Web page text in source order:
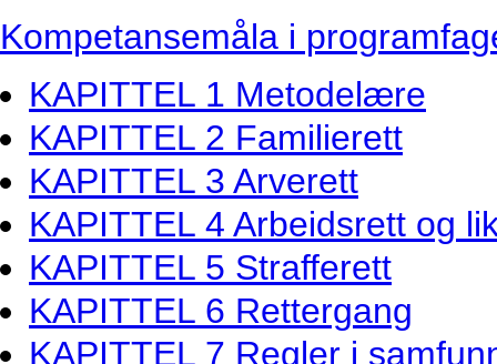
Kompetansemåla i
KAPITTEL 1 Metodelære
KAPITTEL 2 Familierett
KAPITTEL 3 Arverett
KAPITTEL 4 Arbeidsrett og
KAPITTEL 5 Strafferett
KAPITTEL 6 Rettergang
KAPITTEL 7 Regler i